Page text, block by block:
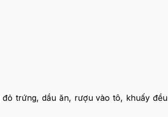
trứng, dầu ăn, rượu vào tô, khuấy đều